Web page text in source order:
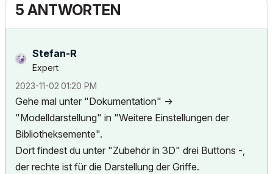
5 ANTWORTEN
Stefan-R
Expert
‎2023-11-02 01:20 PM
Gehe mal unter "Dokumentation" ->
"Modelldarstellung" in "Weitere Einstellungen der
Bibliotheksemente".
Dort findest du unter "Zubehör in 3D" drei Buttons -,
der rechte ist für die Darstellung der Griffe.